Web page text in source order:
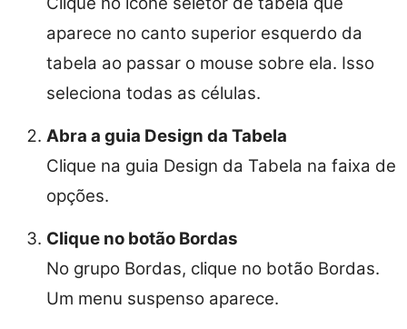
aparece no canto superior esquerdo da
tabela ao passar o mouse sobre ela. Isso
seleciona todas as células.
Abra a guia Design da Tabela
Clique na guia Design da Tabela na faixa de
opções.
Clique no botão Bordas
No grupo Bordas, clique no botão Bordas.
Um menu suspenso aparece.